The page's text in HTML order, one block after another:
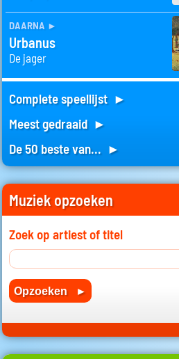
daarna ►
Urbanus
De jager
Complete speellijst ►
Meest gedraaid ►
De 50 beste van... ►
Muziek opzoeken
Zoek op artiest of titel